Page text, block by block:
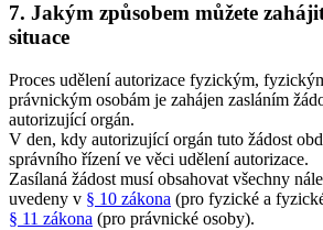
7. Jakým způsobem můžete
situace
Proces udělení autorizace fyzickým,
právnickým osobám je zahájen zasláním
autorizující orgán.
V den, kdy autorizující orgán tuto žádost
správního řízení ve věci udělení autorizace.
Zasílaná žádost musí obsahovat všechny
uvedeny v § 10 zákona (pro fyzické a
§ 11 zákona (pro právnické osoby).